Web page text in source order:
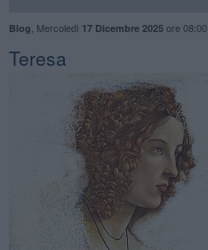
Blog Mercoledì 17 Dicembre 2025ore 08:00
Teresa